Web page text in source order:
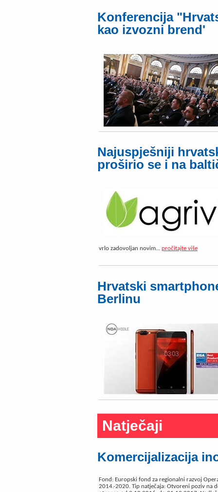
Konferencija
kao izvozni brend'
Najuspješniji
proširio se i na
vrlo zadovoljan novim... pročitajte više
Hrvatski
Berlinu
Natječaji
Komercijalizacija
Fond: Europski fond za regionalni razvoj
2014.-2020. Tip natječaja: Otvoreni poziv na